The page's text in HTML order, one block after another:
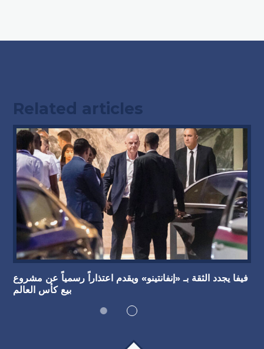
Related articles
فيفا يجدد الثقة بـ «إنفانتينو» ويقدم اعتذاراً رسمياً عن مشروع
بيع كأس العالم